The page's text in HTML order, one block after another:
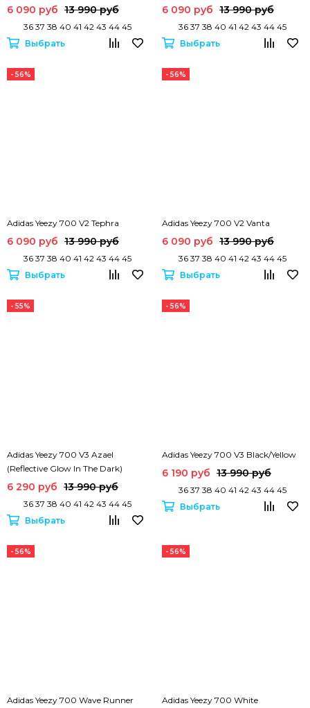
6 090 руб 13 990 руб
36 37 38 40 41 42 43 44 45
Выбрать
6 090 руб 13 990 руб
36 37 38 40 41 42 43 44 45
Выбрать
- 56%
Adidas Yeezy 700 V2 Tephra
6 090 руб 13 990 руб
36 37 38 40 41 42 43 44 45
Выбрать
- 56%
Adidas Yeezy 700 V2 Vanta
6 090 руб 13 990 руб
36 37 38 40 41 42 43 44 45
Выбрать
- 55%
Adidas Yeezy 700 V3 Azael
(Reflective Glow In The Dark)
6 290 руб 13 990 руб
36 37 38 40 41 42 43 44 45
Выбрать
- 56%
Adidas Yeezy 700 V3 Black/Yellow
6 190 руб 13 990 руб
36 37 38 40 41 42 43 44 45
Выбрать
- 56%
Adidas Yeezy 700 Wave Runner
- 56%
Adidas Yeezy 700 White